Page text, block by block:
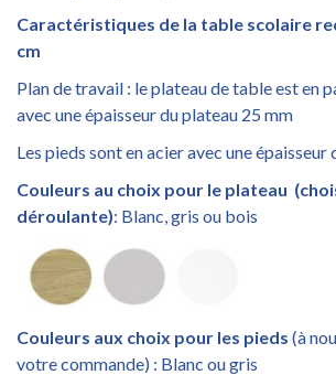
Caractéristiques de la table scolaire
cm
Plan de travail : le plateau de table est en
avec une épaisseur du plateau 25 mm
Les pieds sont en acier avec une épaisseur
Couleurs au choix pour le plateau
déroulante): Blanc, gris ou bois
Couleurs aux choix pour les pieds (à
votre commande) : Blanc ou gris